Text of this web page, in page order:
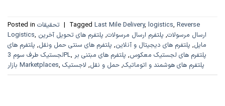
Posted in تحقیقات | Tagged Last Mile Delivery, logistics, Reverse
Logistics, ارسال مرسولات, پلتفرم ارسال مرسولات, پلتفرم‌ های تحویل آخرین
مایل, پلتفرم‌ های دیجیتال و آنلاین, پلتفرم‌ های سنتی حمل ‌ونقل, پلتفرم‌ های
لجستیک طرف سوم 3PL, پلتفرم‌ های لجستیک معکوس, پلتفرم‌ های مبتنی بر
بازار Marketplaces, پلتفرم‌ های هوشمند و اتوماتیک, حمل و نقل, لاجستیک